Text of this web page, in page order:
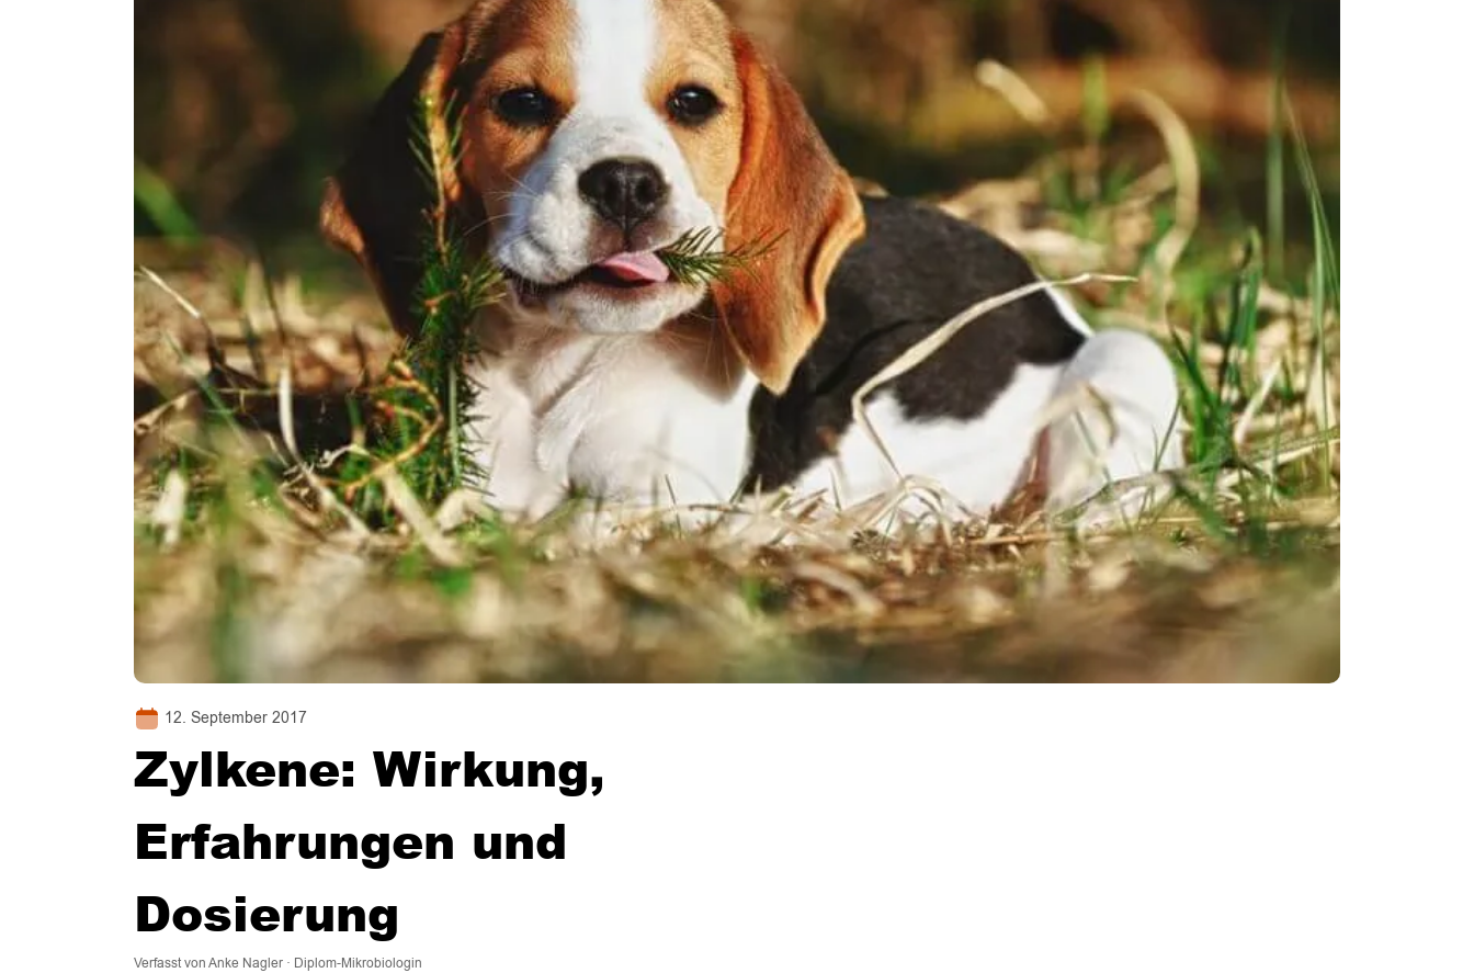
12. September 2017
Zylkene: Wirkung,
Erfahrungen und
Dosierung
Verfasst von Anke Nagler · Diplom-Mikrobiologin